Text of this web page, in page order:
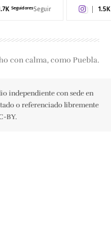
SeguidoresSeguir 1.5K
con calma, como Puebla.
independiente con sede en
o referenciado libremente
BY.